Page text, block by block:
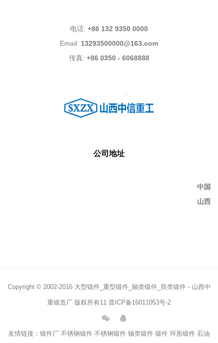
电话: +86 132 9350 0000
Email: 13293500000@163.com
传真: +86 0350 - 6068888
公司地址
中国
山西
Copyright © 2002-2016 大型锻件_重型锻件_轴类锻件_筒类锻件 - 山西中
重锻造厂 版权所有11 晋ICP备16011053号-2
友情链接： 锻件厂 不锈钢锻件 不锈钢锻件 轴类锻件 锻件 环形锻件 石油